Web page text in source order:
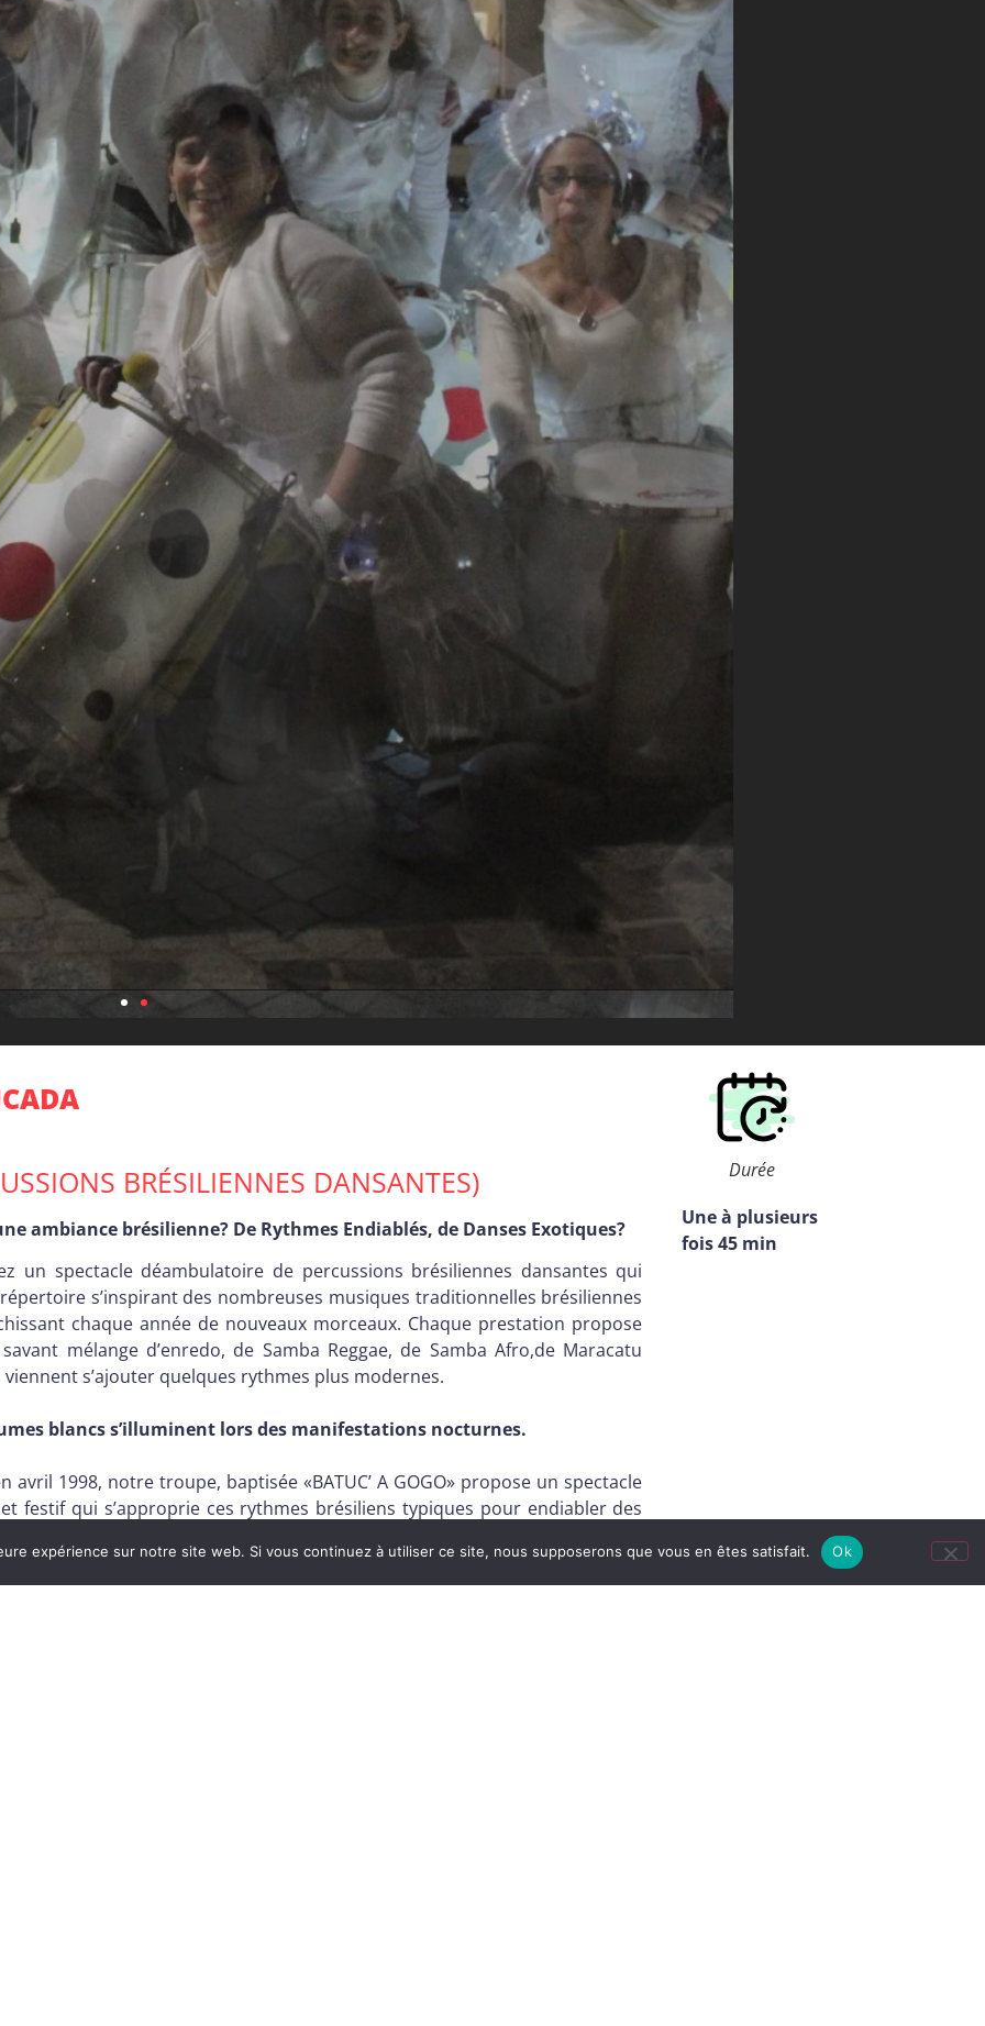
BRÉSILIENNES DANSANTES)
ambiance brésilienne? De Rythmes Endiablés, de Danses Exotiques?
un spectacle déambulatoire de percussions brésiliennes dansantes qui
s’inspirant des nombreuses musiques traditionnelles brésiliennes
chaque année de nouveaux morceaux. Chaque prestation propose
mélange d’enredo, de Samba Reggae, de Samba Afro,de Maracatu
viennent s’ajouter quelques rythmes plus modernes.
blancs s’illuminent lors des manifestations nocturnes.
avril 1998, notre troupe, baptisée «BATUC’ A GOGO» propose un spectacle
festif qui s’approprie ces rythmes brésiliens typiques pour endiabler des
bouger, danser, chanter et faire la fête, la Batuc’ à Gogo est là pour
Durée
Une à plusieurs
fois 45 min
expérience sur notre site web. Si vous continuez à utiliser ce site, nous supposerons que vous en êtes satisfait. Ok